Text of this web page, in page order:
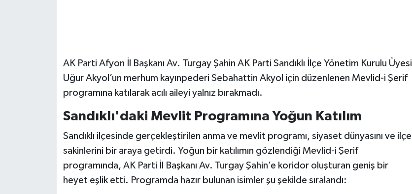
AK Parti Afyon İl Başkanı Av. Turgay Şahin AK Parti Sandıklı İlçe Yönetim Kurulu Üyesi
Uğur Akyol’un merhum kayınpederi Sebahattin Akyol için düzenlenen Mevlid-i Şerif
programına katılarak acılı aileyi yalnız bırakmadı.
Sandıklı'daki Mevlit Programına Yoğun Katılım
Sandıklı ilçesinde gerçekleştirilen anma ve mevlit programı, siyaset dünyasını ve ilçe
sakinlerini bir araya getirdi. Yoğun bir katılımın gözlendiği Mevlid-i Şerif
programında, AK Parti İl Başkanı Av. Turgay Şahin’e koridor oluşturan geniş bir
heyet eşlik etti. Programda hazır bulunan isimler şu şekilde sıralandı: